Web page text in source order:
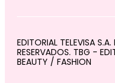
EDITORIAL TELEVISA
RESERVADOS. TBG -
BEAUTY / FASHION